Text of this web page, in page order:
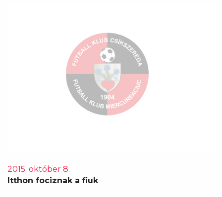
2015. október 8.
Itthon fociznak a fiuk